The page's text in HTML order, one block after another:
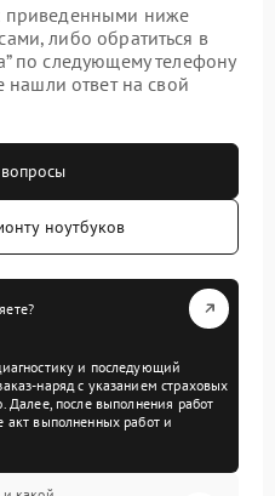
приведенными ниже
либо обратиться в
по следующему телефону
нашли ответ на свой
ноутбуков
и последующий
наряд с указанием страховых
Далее, после выполнения работ
акт выполненных работ и